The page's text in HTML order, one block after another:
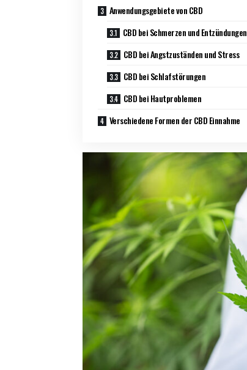
Anwendungsgebiete von CBD
CBD bei Schmerzen und Entzündungen
CBD bei Angstzuständen und Stress
CBD bei Schlafstörungen
CBD bei Hautproblemen
Verschiedene Formen der CBD Einnahme